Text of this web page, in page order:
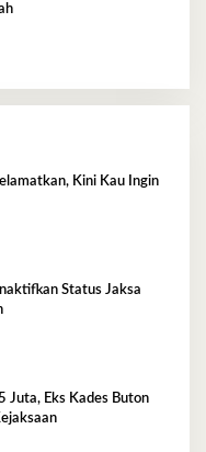
Kini Kau Ingin
Status Jaksa
Juta, Eks Kades Buton